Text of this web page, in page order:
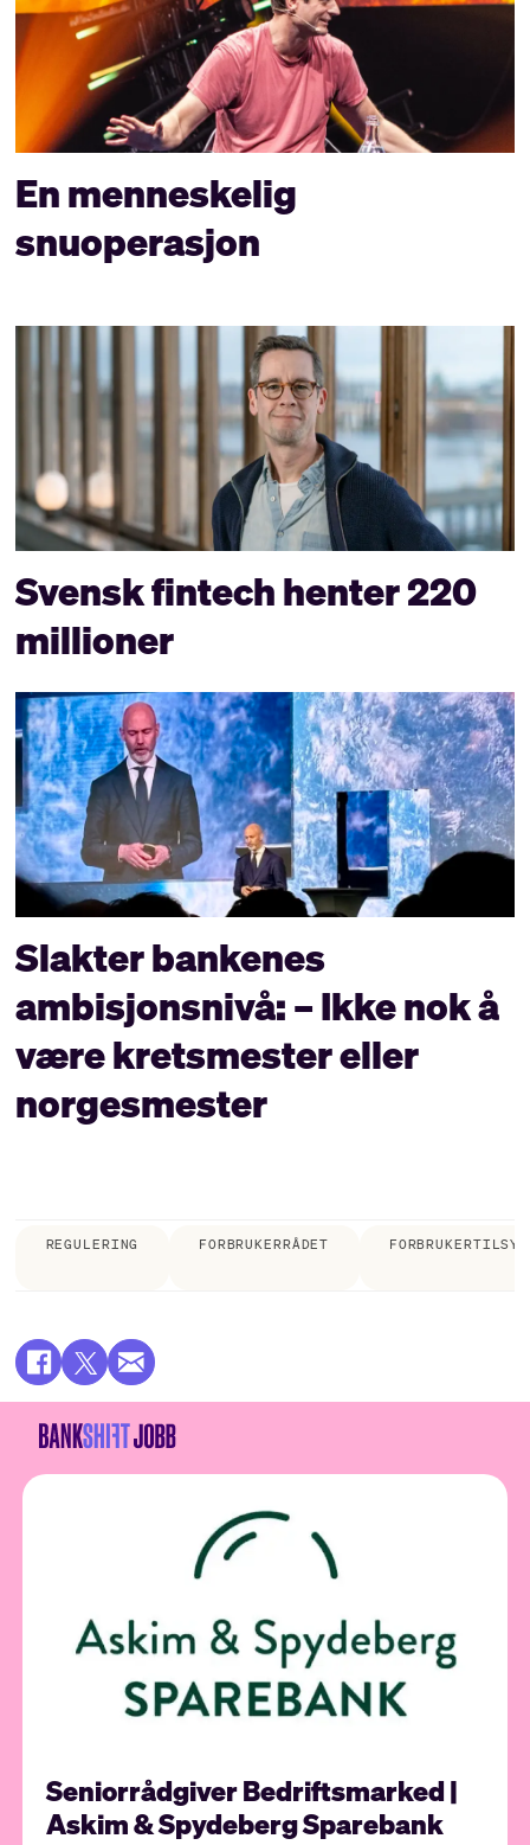
En menneskelig
snuoperasjon
Svensk fintech henter 220
millioner
Slakter bankenes
ambisjons­nivå: – Ikke nok å
være kretsmester eller
norgesmester
REGULERING FORBRUKERRÅDET
Seniorrådgiver Bedriftsmarked |
Askim & Spydeberg Sparebank